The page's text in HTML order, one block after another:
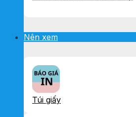
Nên xem
Túi giấy